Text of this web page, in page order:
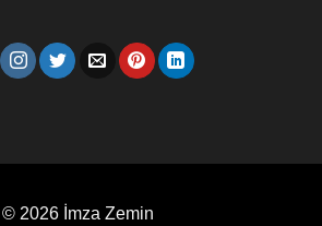
© 2026 İmza Zemin